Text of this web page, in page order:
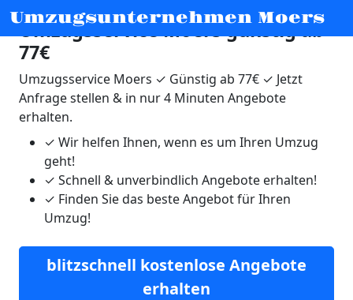
Umzugsunternehmen Moers
Umzugsservice Moers günstig ab
77€
Umzugsservice Moers ✓ Günstig ab 77€ ✓ Jetzt
Anfrage stellen & in nur 4 Minuten Angebote
erhalten.
✓ Wir helfen Ihnen, wenn es um Ihren Umzug
geht!
✓ Schnell & unverbindlich Angebote erhalten!
✓ Finden Sie das beste Angebot für Ihren
Umzug!
blitzschnell kostenlose Angebote
erhalten